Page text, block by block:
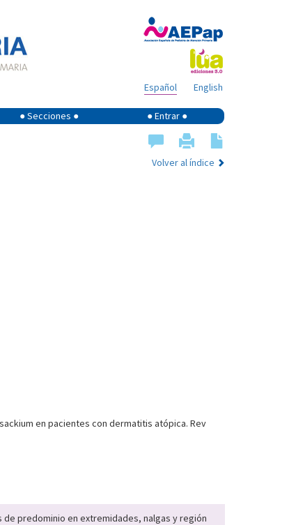
English
Español
● Secciones ● ● Entrar ●
Volver al índice
en pacientes con dermatitis atópica. Rev
predominio en extremidades, nalgas y región